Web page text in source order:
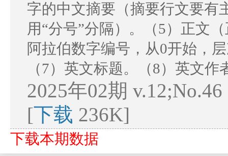
字的中文摘要（摘要行文要有
用“分号”分隔）。（5）正文
阿拉伯数字编号，从0开始，
（7）英文标题。（8）英文
2025年02期
[下载 236K]
下载本期数据